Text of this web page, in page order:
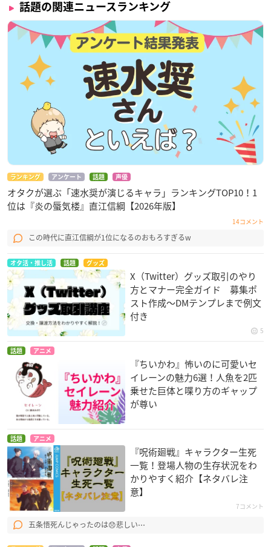
話題の関連ニュースランキング
ランキング アンケート 話題 声優
オタクが選ぶ「速水奨が演じるキャラ」ランキングTOP10！1
位は『炎の蜃気楼』直江信綱【2026年版】
14コメント
この時代に直江信綱が1位になるのおもろすぎるw
オタ活・推し活 話題 グッズ
X（Twitter）グッズ取引のやり
方とマナー完全ガイド 募集ポ
スト作成〜DMテンプレまで例文
付き
5
話題 アニメ
『ちいかわ』怖いのに可愛いセ
イレーンの魅力6選！人魚を2匹
乗せた巨体と喋り方のギャップ
が尊い
話題 アニメ
『呪術廻戦』キャラクター生死
一覧！登場人物の生存状況をわ
かりやすく紹介【ネタバレ注
意】
7コメント
五条悟死んじゃったのは😞悲しい⋯